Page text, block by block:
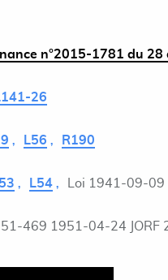
n°2015-1781 du
26
L56 R190
L54 Loi 1941-09-09
51-469 1951-04-24 JORF